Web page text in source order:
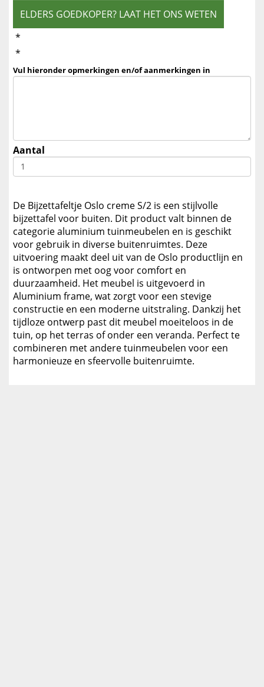
ELDERS GOEDKOPER? LAAT HET ONS WETEN
*
*
Vul hieronder opmerkingen en/of aanmerkingen in
Aantal
De Bijzettafeltje Oslo creme S/2 is een stijlvolle
bijzettafel voor buiten. Dit product valt binnen de
categorie aluminium tuinmeubelen en is geschikt
voor gebruik in diverse buitenruimtes. Deze
uitvoering maakt deel uit van de Oslo productlijn en
is ontworpen met oog voor comfort en
duurzaamheid. Het meubel is uitgevoerd in
Aluminium frame, wat zorgt voor een stevige
constructie en een moderne uitstraling. Dankzij het
tijdloze ontwerp past dit meubel moeiteloos in de
tuin, op het terras of onder een veranda. Perfect te
combineren met andere tuinmeubelen voor een
harmonieuze en sfeervolle buitenruimte.